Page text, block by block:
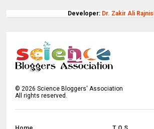
Developer: Dr. Zakir Ali
©2026 Science Bloggers' Association
All rights reserved.